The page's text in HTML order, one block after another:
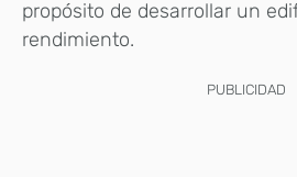
propósito de desarrollar un
rendimiento.
PUBLICIDAD